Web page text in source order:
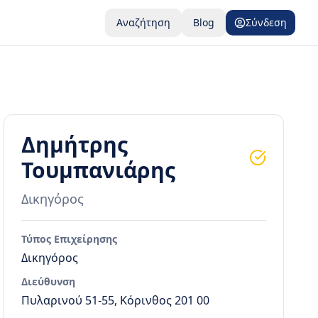
Αναζήτηση Blog Σύνδεση
Δημήτρης
Τουμπανιάρης
Δικηγόρος
Τύπος Επιχείρησης
Δικηγόρος
Διεύθυνση
Πυλαρινού 51-55, Κόρινθος 201 00